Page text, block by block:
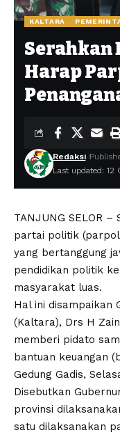
KALTARA
Serahkan
Harap
Last updated: 12
Redaksi
TANJUNG SELOR
partai politik
yang bertanggung
pendidikan politik
masyarakat luas.
Hal ini disampaikan
(Kaltara), Drs H
memberi pidato
bantuan keuangan
Gedung Gadis,
Disebutkan
provinsi
satu dilaksanakan